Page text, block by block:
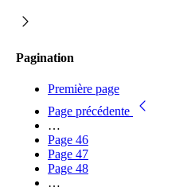
Pagination
Première page
Page précédente
…
Page 46
Page 47
Page 48
…